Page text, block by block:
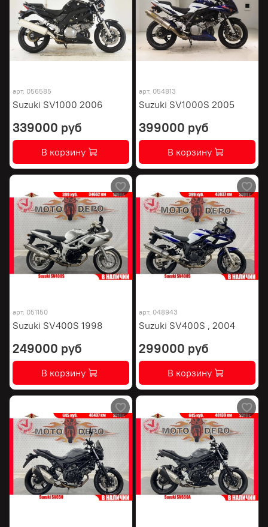
арт. 056585
Suzuki SV1000 2006
339000 руб
В корзину
арт. 054813
Suzuki SV1000S 2005
399000 руб
В корзину
арт. 051150
Suzuki SV400S 1998
249000 руб
В корзину
арт. 048943
Suzuki SV400S , 2004
299000 руб
В корзину